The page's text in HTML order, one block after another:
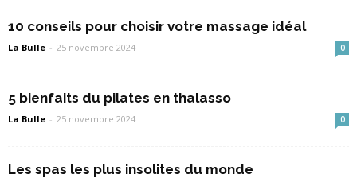
10 conseils pour choisir votre massage idéal
La Bulle - 25 novembre 2024 0
5 bienfaits du pilates en thalasso
La Bulle - 25 novembre 2024 0
Les spas les plus insolites du monde